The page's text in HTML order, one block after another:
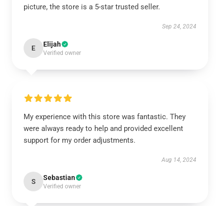
picture, the store is a 5-star trusted seller.
Sep 24, 2024
E Elijah
Verified owner
My experience with this store was fantastic. They
were always ready to help and provided excellent
support for my order adjustments.
Aug 14, 2024
S Sebastian
Verified owner